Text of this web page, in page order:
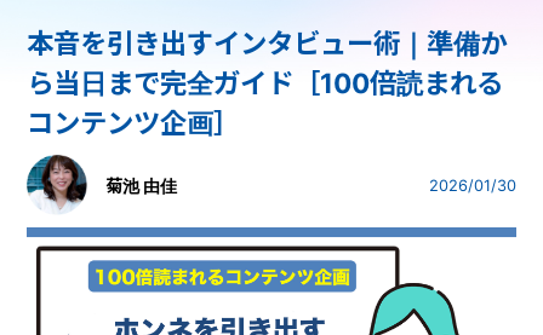
本音を引き出すインタビュー術｜準備か
ら当日まで完全ガイド［100倍読まれる
コンテンツ企画］
菊池 由佳 2026/01/30